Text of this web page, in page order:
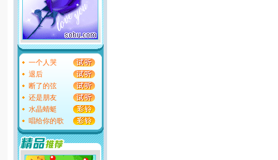
一个人哭
退后
断了的弦
还是朋友
水晶蜻蜓
唱给你的歌